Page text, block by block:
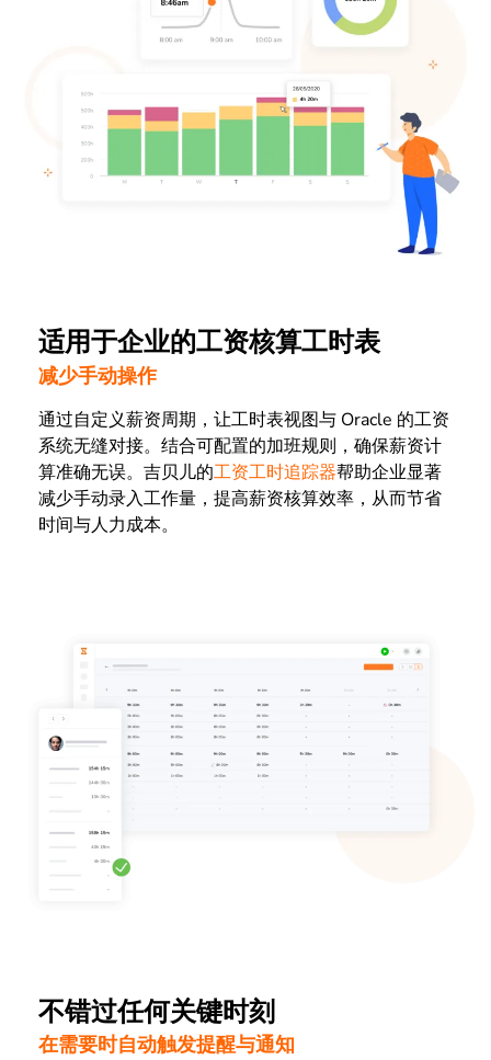
适用于企业的工资核算工时表
减少手动操作
通过自定义薪资周期，让工时表视图与 Oracle 的工资
系统无缝对接。结合可配置的加班规则，确保薪资计
算准确无误。吉贝儿的工资工时追踪器帮助企业显著
减少手动录入工作量，提高薪资核算效率，从而节省
时间与人力成本。
不错过任何关键时刻
在需要时自动触发提醒与通知